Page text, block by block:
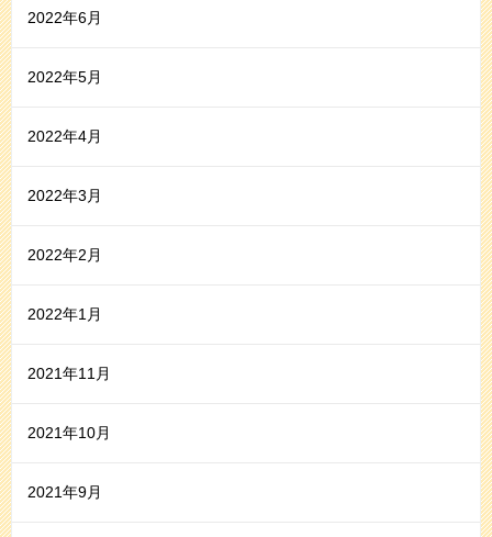
2022年6月
2022年5月
2022年4月
2022年3月
2022年2月
2022年1月
2021年11月
2021年10月
2021年9月